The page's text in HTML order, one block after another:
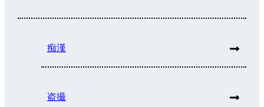
痴漢
盗撮